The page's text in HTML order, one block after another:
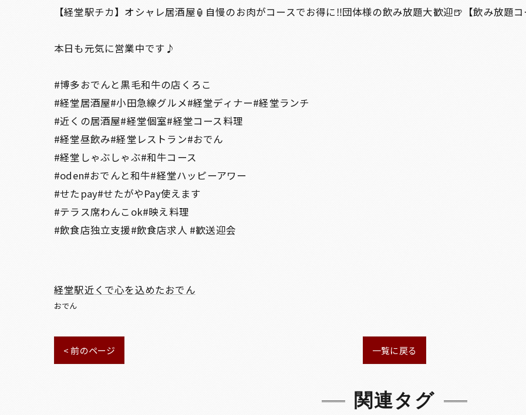
【経堂駅チカ】オシャレ居酒屋🏮自慢のお肉がコースでお得に‼️団体様の飲み放題大歓迎🍺【飲み放題
本日も元気に営業中です♪
#博多おでんと黒毛和牛の店くろこ
#経堂居酒屋#小田急線グルメ#経堂ディナー#経堂ランチ
#近くの居酒屋#経堂個室#経堂コース料理
#経堂昼飲み#経堂レストラン#おでん
#経堂しゃぶしゃぶ#和牛コース
#oden#おでんと和牛#経堂ハッピーアワー
#せたpay#せたがやPay使えます
#テラス席わんこok#映え料理
#飲食店独立支援#飲食店求人 #歓送迎会
経堂駅近くで心を込めたおでん
おでん
< 前のページ 一覧に戻る
関連タグ